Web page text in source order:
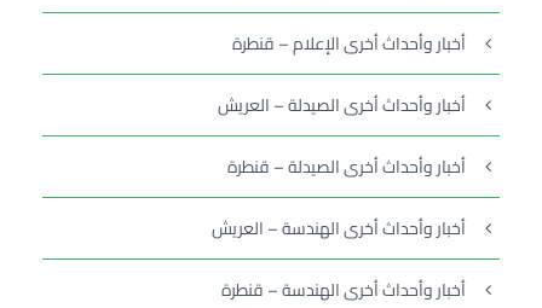
أخبار وأحداث أخرى الإعلام – قنطرة
أخبار وأحداث أخرى الصيدلة – العريش
أخبار وأحداث أخرى الصيدلة – قنطرة
أخبار وأحداث أخرى الهندسة – العريش
أخبار وأحداث أخرى الهندسة – قنطرة